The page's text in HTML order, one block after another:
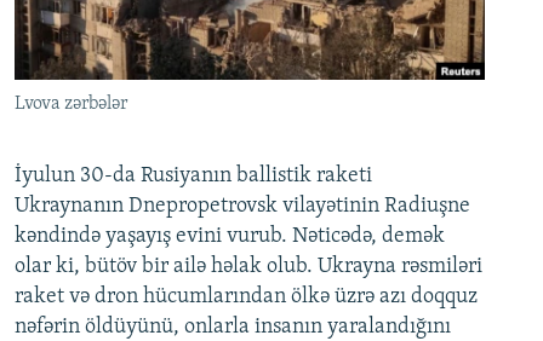
Lvova zərbələr
İyulun 30-da Rusiyanın ballistik raketi
Ukraynanın Dnepropetrovsk vilayətinin Radiuşne
kəndində yaşayış evini vurub. Nəticədə, demək
olar ki, bütöv bir ailə həlak olub. Ukrayna rəsmiləri
raket və dron hücumlarından ölkə üzrə azı doqquz
nəfərin öldüyünü, onlarla insanın yaralandığını